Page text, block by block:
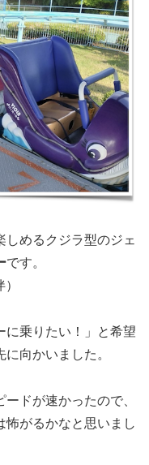
しめるクジラ型のジェ
です。
に乗りたい！」と希望
向かいました。
ドが速かったので、
怖がるかなと思いまし